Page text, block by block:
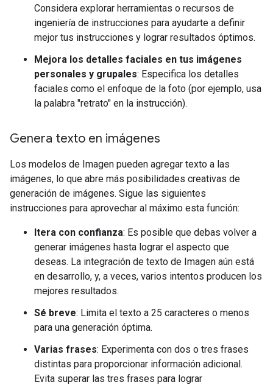
Considera explorar herramientas o recursos de
ingeniería de instrucciones para ayudarte a definir
mejor tus instrucciones y lograr resultados óptimos.
Mejora los detalles faciales en tus imágenes
personales y grupales: Especifica los detalles
faciales como el enfoque de la foto (por ejemplo, usa
la palabra "retrato" en la instrucción).
Genera texto en imágenes
Los modelos de Imagen pueden agregar texto a las
imágenes, lo que abre más posibilidades creativas de
generación de imágenes. Sigue las siguientes
instrucciones para aprovechar al máximo esta función:
Itera con confianza: Es posible que debas volver a
generar imágenes hasta lograr el aspecto que
deseas. La integración de texto de Imagen aún está
en desarrollo, y, a veces, varios intentos producen los
mejores resultados.
Sé breve: Limita el texto a 25 caracteres o menos
para una generación óptima.
Varias frases: Experimenta con dos o tres frases
distintas para proporcionar información adicional.
Evita superar las tres frases para lograr